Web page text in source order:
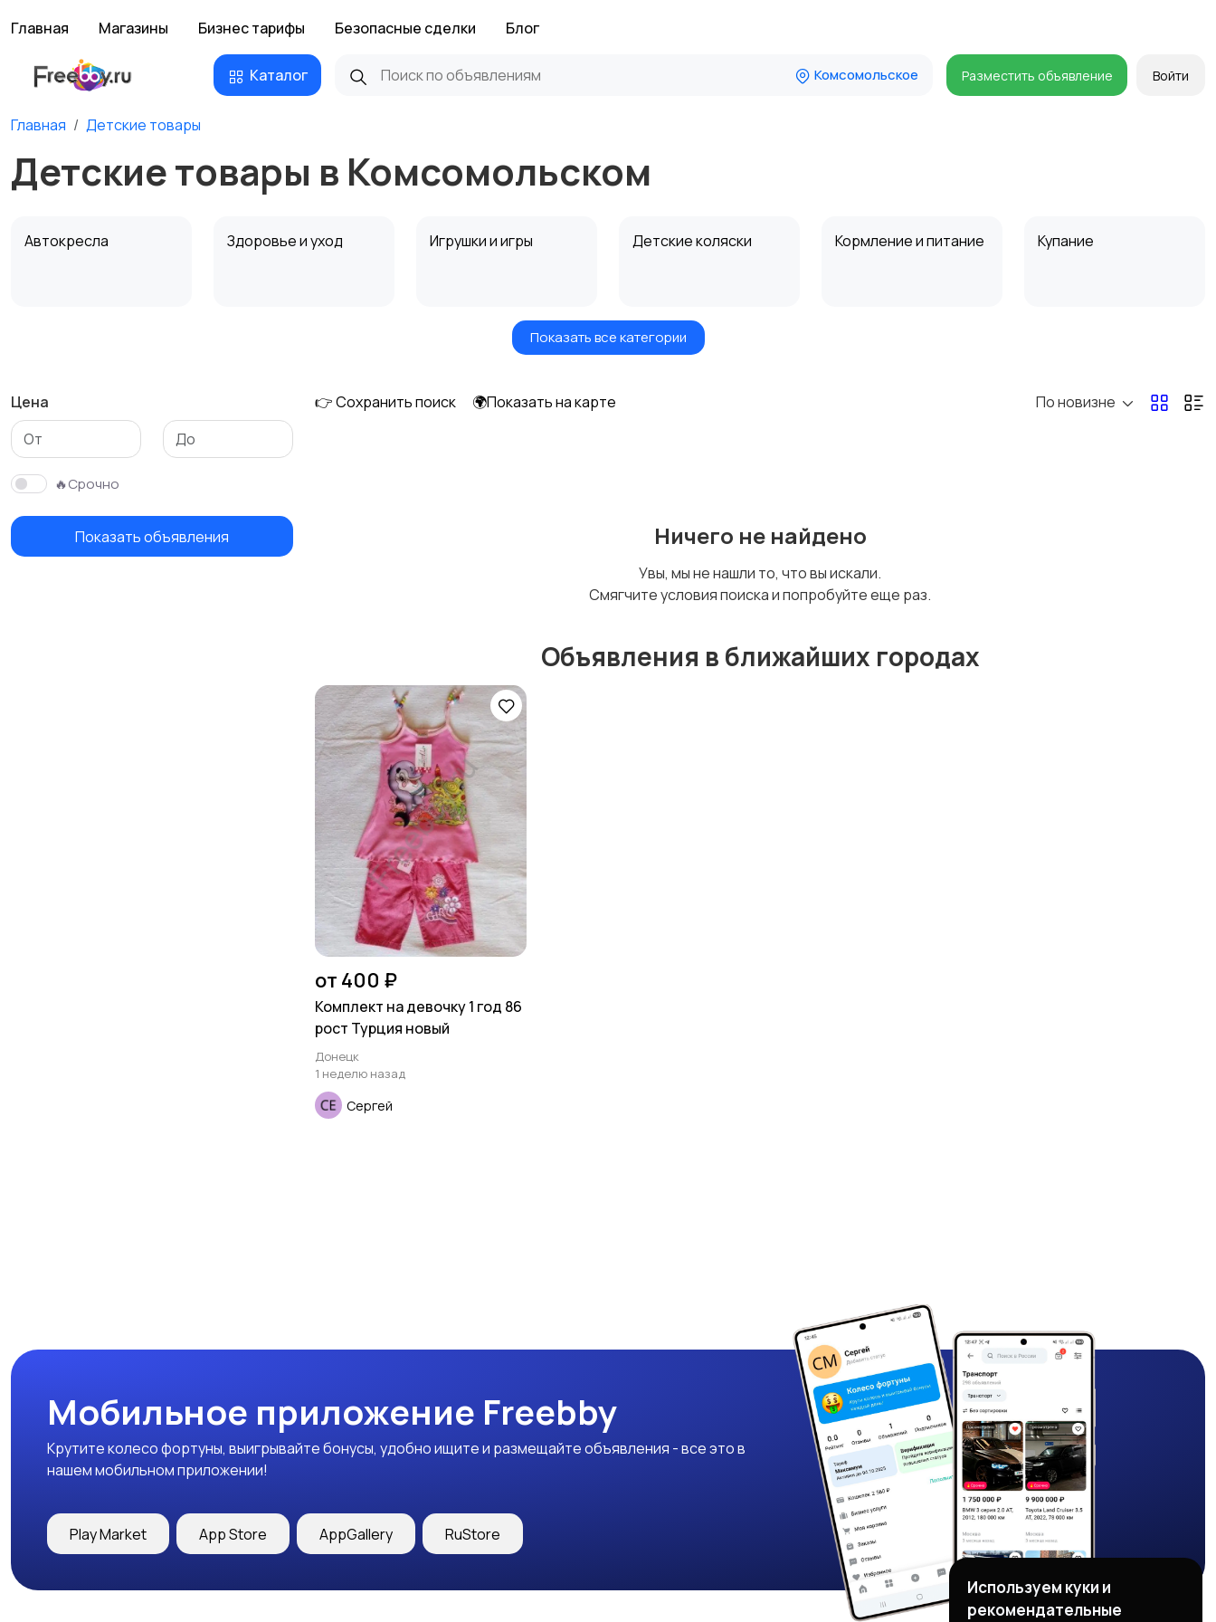
Главная Магазины Бизнес тарифы Безопасные сделки Блог
Каталог Комсомольское Разместить объявление Войти
Главная Детские товары
Детские товары в Комсомольском
Автокресла Здоровье и уход Игрушки и игры Детские коляски Кормление и питание Купание
Радио- и видеоняни Товары для мам
Детская одежда Детская обувь
Показать все категории
Цена
🔥Срочно
Показать объявления
👉 Сохранить поиск 🌍Показать на карте По новизне
Ничего не найдено
Увы, мы не нашли то, что вы искали.
Смягчите условия поиска и попробуйте еще раз.
Объявления в ближайших городах
от 400 ₽
Комплект на девочку 1 год 86
рост Турция новый
Донецк
1 неделю назад
Сергей
Мобильное приложение Freebby
Крутите колесо фортуны, выигрывайте бонусы, удобно ищите и размещайте объявления - все это в
нашем мобильном приложении!
Play Market App Store AppGallery RuStore
Используем куки и
рекомендательные